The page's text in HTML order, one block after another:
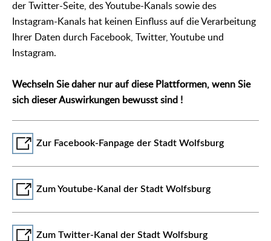
der Twitter-Seite, des Youtube-Kanals sowie des
Instagram-Kanals hat keinen Einfluss auf die Verarbeitung
Ihrer Daten durch Facebook, Twitter, Youtube und
Instagram.
Wechseln Sie daher nur auf diese Plattformen, wenn Sie
sich dieser Auswirkungen bewusst sind !
Zur Facebook-Fanpage der Stadt Wolfsburg
Zum Youtube-Kanal der Stadt Wolfsburg
Zum Twitter-Kanal der Stadt Wolfsburg